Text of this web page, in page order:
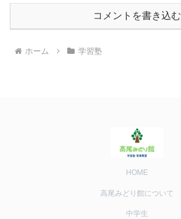
コメントを書き込む
ホーム 学習塾
HOME
高尾みどり館について
中学生